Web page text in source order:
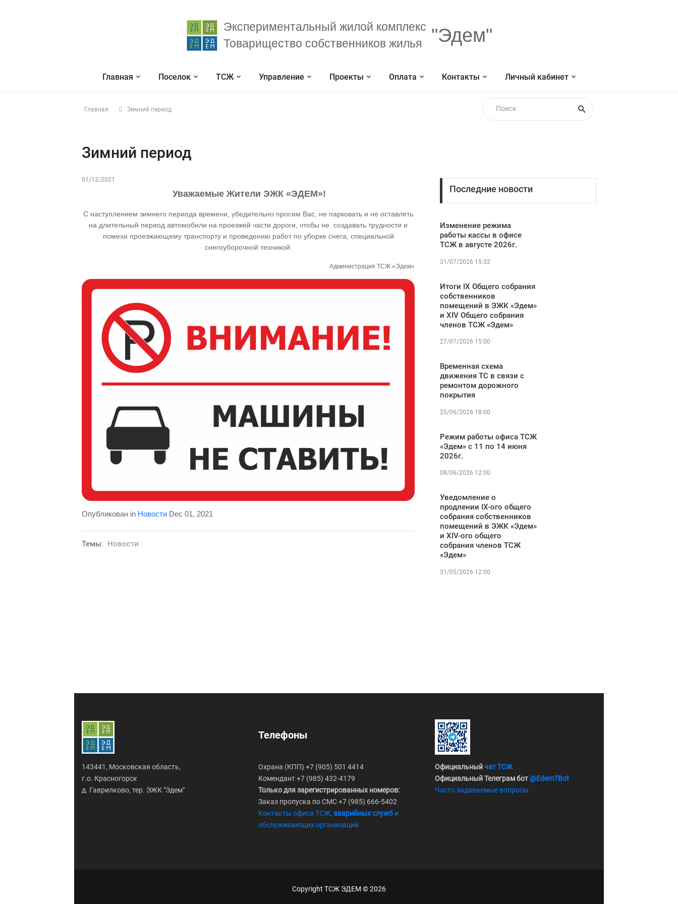
Экспериментальный жилой комплекс
Товарищество собственников жилья
"Эдем"
Главная Поселок ТСЖ Управление Проекты Оплата Контакты Личный кабинет
Главная Зимний период
Зимний период
01/12/2021
Уважаемые Жители ЭЖК «ЭДЕМ»!
С наступлением зимнего периода времени, убедительно просим Вас, не парковать и не оставлять
на длительный период автомобили на проезжей части дороги, чтобы не создавать трудности и
помехи проезжающему транспорту и проведению работ по уборке снега, специальной
снегоуборочной техникой.
Администрация ТСЖ «Эдем»
Опубликован in Новости Dec 01, 2021
Темы: Новости
Последние новости
Изменение режима
работы кассы в офисе
ТСЖ в августе 2026г.
31/07/2026 15:32
Итоги IX Общего собрания
собственников
помещений в ЭЖК «Эдем»
и XIV Общего собрания
членов ТСЖ «Эдем»
27/07/2026 15:00
Временная схема
движения ТС в связи с
ремонтом дорожного
покрытия
25/06/2026 18:00
Режим работы офиса ТСЖ
«Эдем» с 11 по 14 июня
2026г.
08/06/2026 12:00
Уведомление о
продлении IX-ого общего
собрания собственников
помещений в ЭЖК «Эдем»
и XIV-ого общего
собрания членов ТСЖ
«Эдем»
31/05/2026 12:00
143441, Московская область,
г.о. Красногорск
д. Гаврилково, тер. ЭЖК "Эдем"
Телефоны
Охрана (КПП) +7 (905) 501 4414
Комендант +7 (985) 432-4179
Только для зарегистрированных номеров:
Заказ пропуска по СМС +7 (985) 666-5402
Контакты офиса ТСЖ, аварийных служб и
обслуживающих организаций
Официальныйчат ТСЖ
Официальный Телеграм бот@EdemTBot
Часто задаваемые вопросы
Copyright ТСЖ ЭДЕМ ©2026